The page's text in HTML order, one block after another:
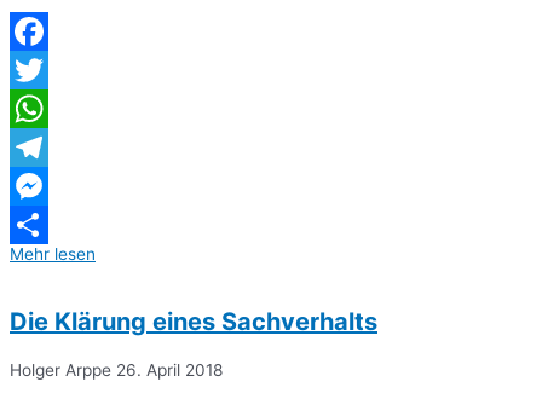
Facebook
Twitter
WhatsApp
Telegram
Messenger
Teilen
Mehr lesen
Die Klärung eines Sachverhalts
Holger Arppe 26. April 2018